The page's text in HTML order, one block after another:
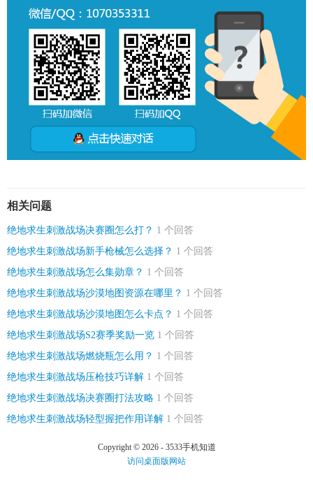
相关问题
绝地求生刺激战场决赛圈怎么打？ 1 个回答
绝地求生刺激战场新手枪械怎么选择？ 1 个回答
绝地求生刺激战场怎么集勋章？ 1 个回答
绝地求生刺激战场沙漠地图资源在哪里？ 1 个回答
绝地求生刺激战场沙漠地图怎么卡点？ 1 个回答
绝地求生刺激战场S2赛季奖励一览 1 个回答
绝地求生刺激战场燃烧瓶怎么用？ 1 个回答
绝地求生刺激战场压枪技巧详解 1 个回答
绝地求生刺激战场决赛圈打法攻略 1 个回答
绝地求生刺激战场轻型握把作用详解 1 个回答
Copyright © 2026 - 3533手机知道
访问桌面版网站